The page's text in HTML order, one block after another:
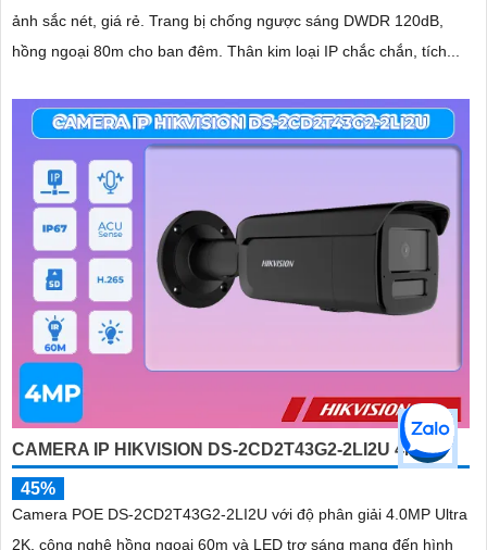
ảnh sắc nét, giá rẻ. Trang bị chống ngược sáng DWDR 120dB,
hồng ngoại 80m cho ban đêm. Thân kim loại IP chắc chắn, tích...
CAMERA IP HIKVISION DS-2CD2T43G2-2LI2U 4MP
45%
Camera POE DS-2CD2T43G2-2LI2U với độ phân giải 4.0MP Ultra
2K, công nghệ hồng ngoại 60m và LED trợ sáng mang đến hình